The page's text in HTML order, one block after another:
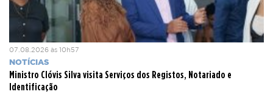
07.08.2026 às 10h57
NOTÍCIAS
Ministro Clóvis Silva visita Serviços dos Registos, Notariado e
Identificação